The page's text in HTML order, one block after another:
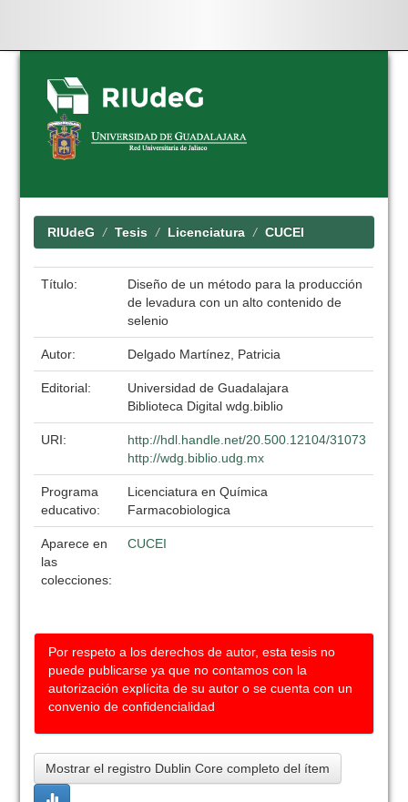
Skip
navigation
RIUdeG Tesis Licenciatura CUCEI
Título:
Diseño de un método para la producción
de levadura con un alto contenido de
selenio
Autor: Delgado Martínez, Patricia
Editorial:
Universidad de Guadalajara
Biblioteca Digital wdg.biblio
URI:
http://hdl.handle.net/20.500.12104/31073
http://wdg.biblio.udg.mx
Programa
educativo:
Licenciatura en Química
Farmacobiologica
Aparece en
las
colecciones:
CUCEI
Por respeto a los derechos de autor, esta tesis no
puede publicarse ya que no contamos con la
autorización explícita de su autor o se cuenta con un
convenio de confidencialidad
Mostrar el registro Dublin Core completo del ítem